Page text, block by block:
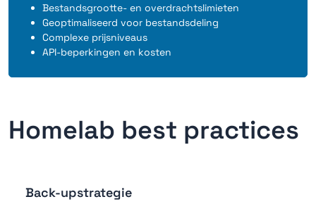
Bestandsgrootte- en overdrachtslimieten
Geoptimaliseerd voor bestandsdeling
Complexe prijsniveaus
API-beperkingen en kosten
Homelab best practices
Back-upstrategie